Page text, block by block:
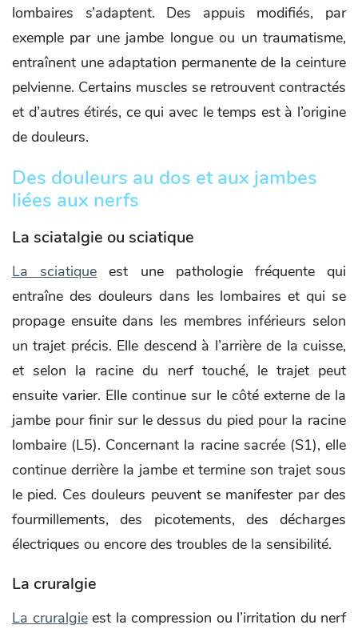
lombaires s’adaptent. Des appuis modifiés, par
exemple par une jambe longue ou un traumatisme,
entraînent une adaptation permanente de la ceinture
pelvienne. Certains muscles se retrouvent contractés
et d’autres étirés, ce qui avec le temps est à l’origine
de douleurs.
Des douleurs au dos et aux jambes
liées aux nerfs
La sciatalgie ou sciatique
La sciatique est une pathologie fréquente qui
entraîne des douleurs dans les lombaires et qui se
propage ensuite dans les membres inférieurs selon
un trajet précis. Elle descend à l’arrière de la cuisse,
et selon la racine du nerf touché, le trajet peut
ensuite varier. Elle continue sur le côté externe de la
jambe pour finir sur le dessus du pied pour la racine
lombaire (L5). Concernant la racine sacrée (S1), elle
continue derrière la jambe et termine son trajet sous
le pied. Ces douleurs peuvent se manifester par des
fourmillements, des picotements, des décharges
électriques ou encore des troubles de la sensibilité.
La cruralgie
La cruralgieest la compression ou l’irritation du nerf